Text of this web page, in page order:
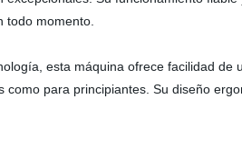
todo momento.
esta máquina ofrece facilidad
como para principiantes. Su diseño